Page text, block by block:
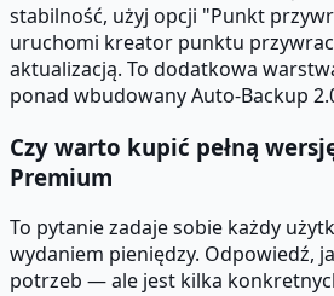
stabilność, użyj opcji "Punkt
uruchomi kreator punktu
aktualizacją. To dodatkowa
ponad wbudowany Auto-Backup
Czy warto kupić pełną
Premium
To pytanie zadaje sobie każdy
wydaniem pieniędzy. Odpowiedź,
potrzeb — ale jest kilka